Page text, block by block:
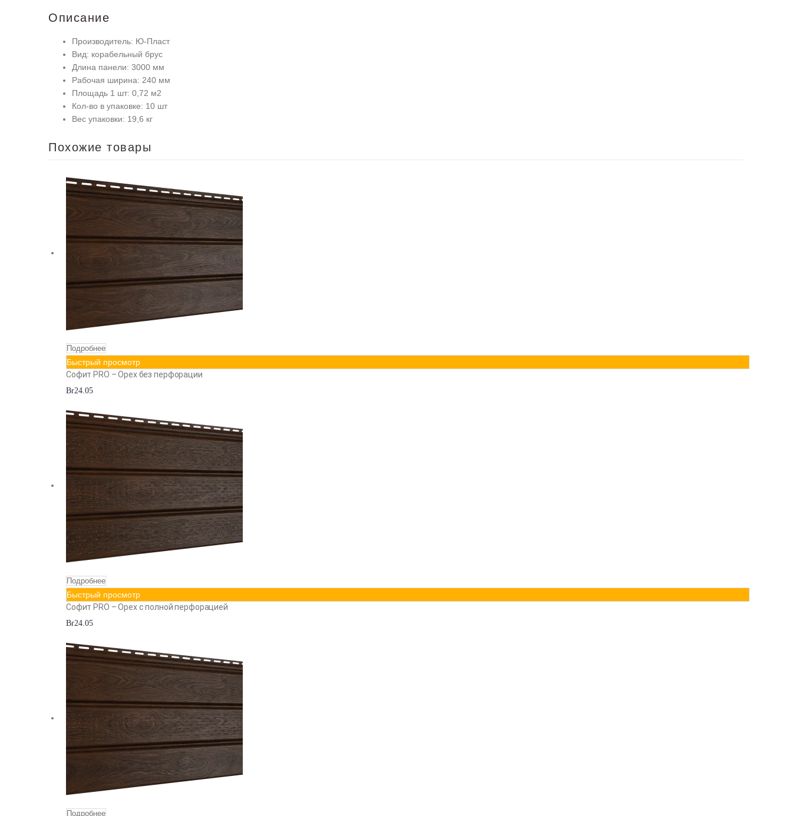
Описание
Производитель: Ю-Пласт
Вид: корабельный брус
Длина панели: 3000 мм
Рабочая ширина: 240 мм
Площадь 1 шт: 0,72 м2
Кол-во в упаковке: 10 шт
Вес упаковки: 19,6 кг
Похожие товары
Подробнее
Быстрый просмотр
Софит PRO – Орех без перфорации
Br24.05
Подробнее
Быстрый просмотр
Софит PRO – Орех с полной перфорацией
Br24.05
Подробнее